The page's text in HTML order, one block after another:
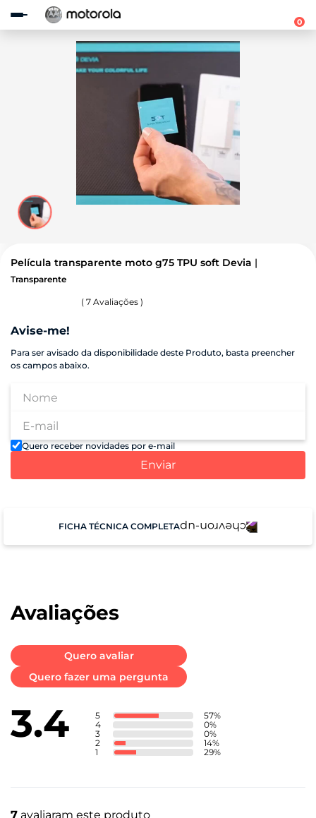
Observação:
este
site
0
Película transparente moto g75 TPU soft Devia
Transparente
( 7 Avaliações )
Avise-me!
Para ser avisado da disponibilidade deste Produto, basta preencher
os campos abaixo.
Quero receber novidades por e-mail
Enviar
FICHA TÉCNICA COMPLETA
Contém 1 película de transparente e 1 kit de aplicação de tela.
Avaliações
3.4 5 57%
4
0%
3
0%
2
14%
1
29%
Quero avaliar
Quero fazer uma pergunta
7 avaliaram este produto